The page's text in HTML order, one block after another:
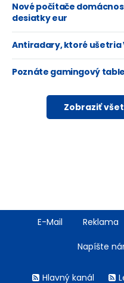
Nové počítače
desiatky eur
Antiradary, ktoré ušetria
Poznáte gamingový
Zobraziť
FooterE-Mail Reklama
Napíšte
Hlavný kanál